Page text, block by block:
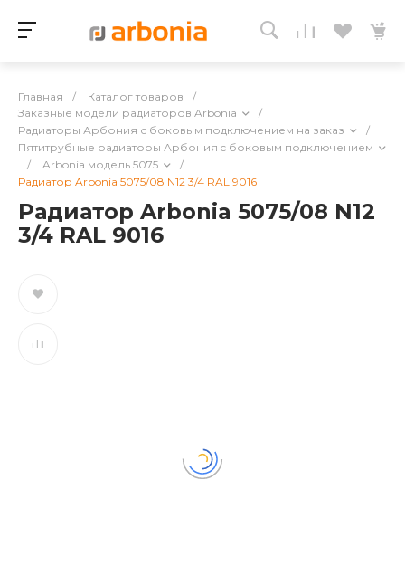
Главная / Каталог товаров
/
Заказные модели радиаторов Arbonia
/
Радиаторы Арбония с боковым подключением на заказ
/
Пятитрубные радиаторы Арбония c боковым подключением
/
Arbonia модель 5075
/
Радиатор Arbonia 5075/08 N12 3/4 RAL 9016
Радиатор Arbonia 5075/08 N12
3/4 RAL 9016